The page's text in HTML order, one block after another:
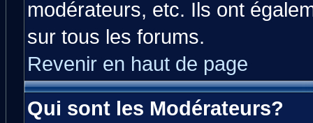
modérateurs, etc. Ils ont
sur tous les forums.
Revenir en haut de page
Qui sont les Modérateurs?